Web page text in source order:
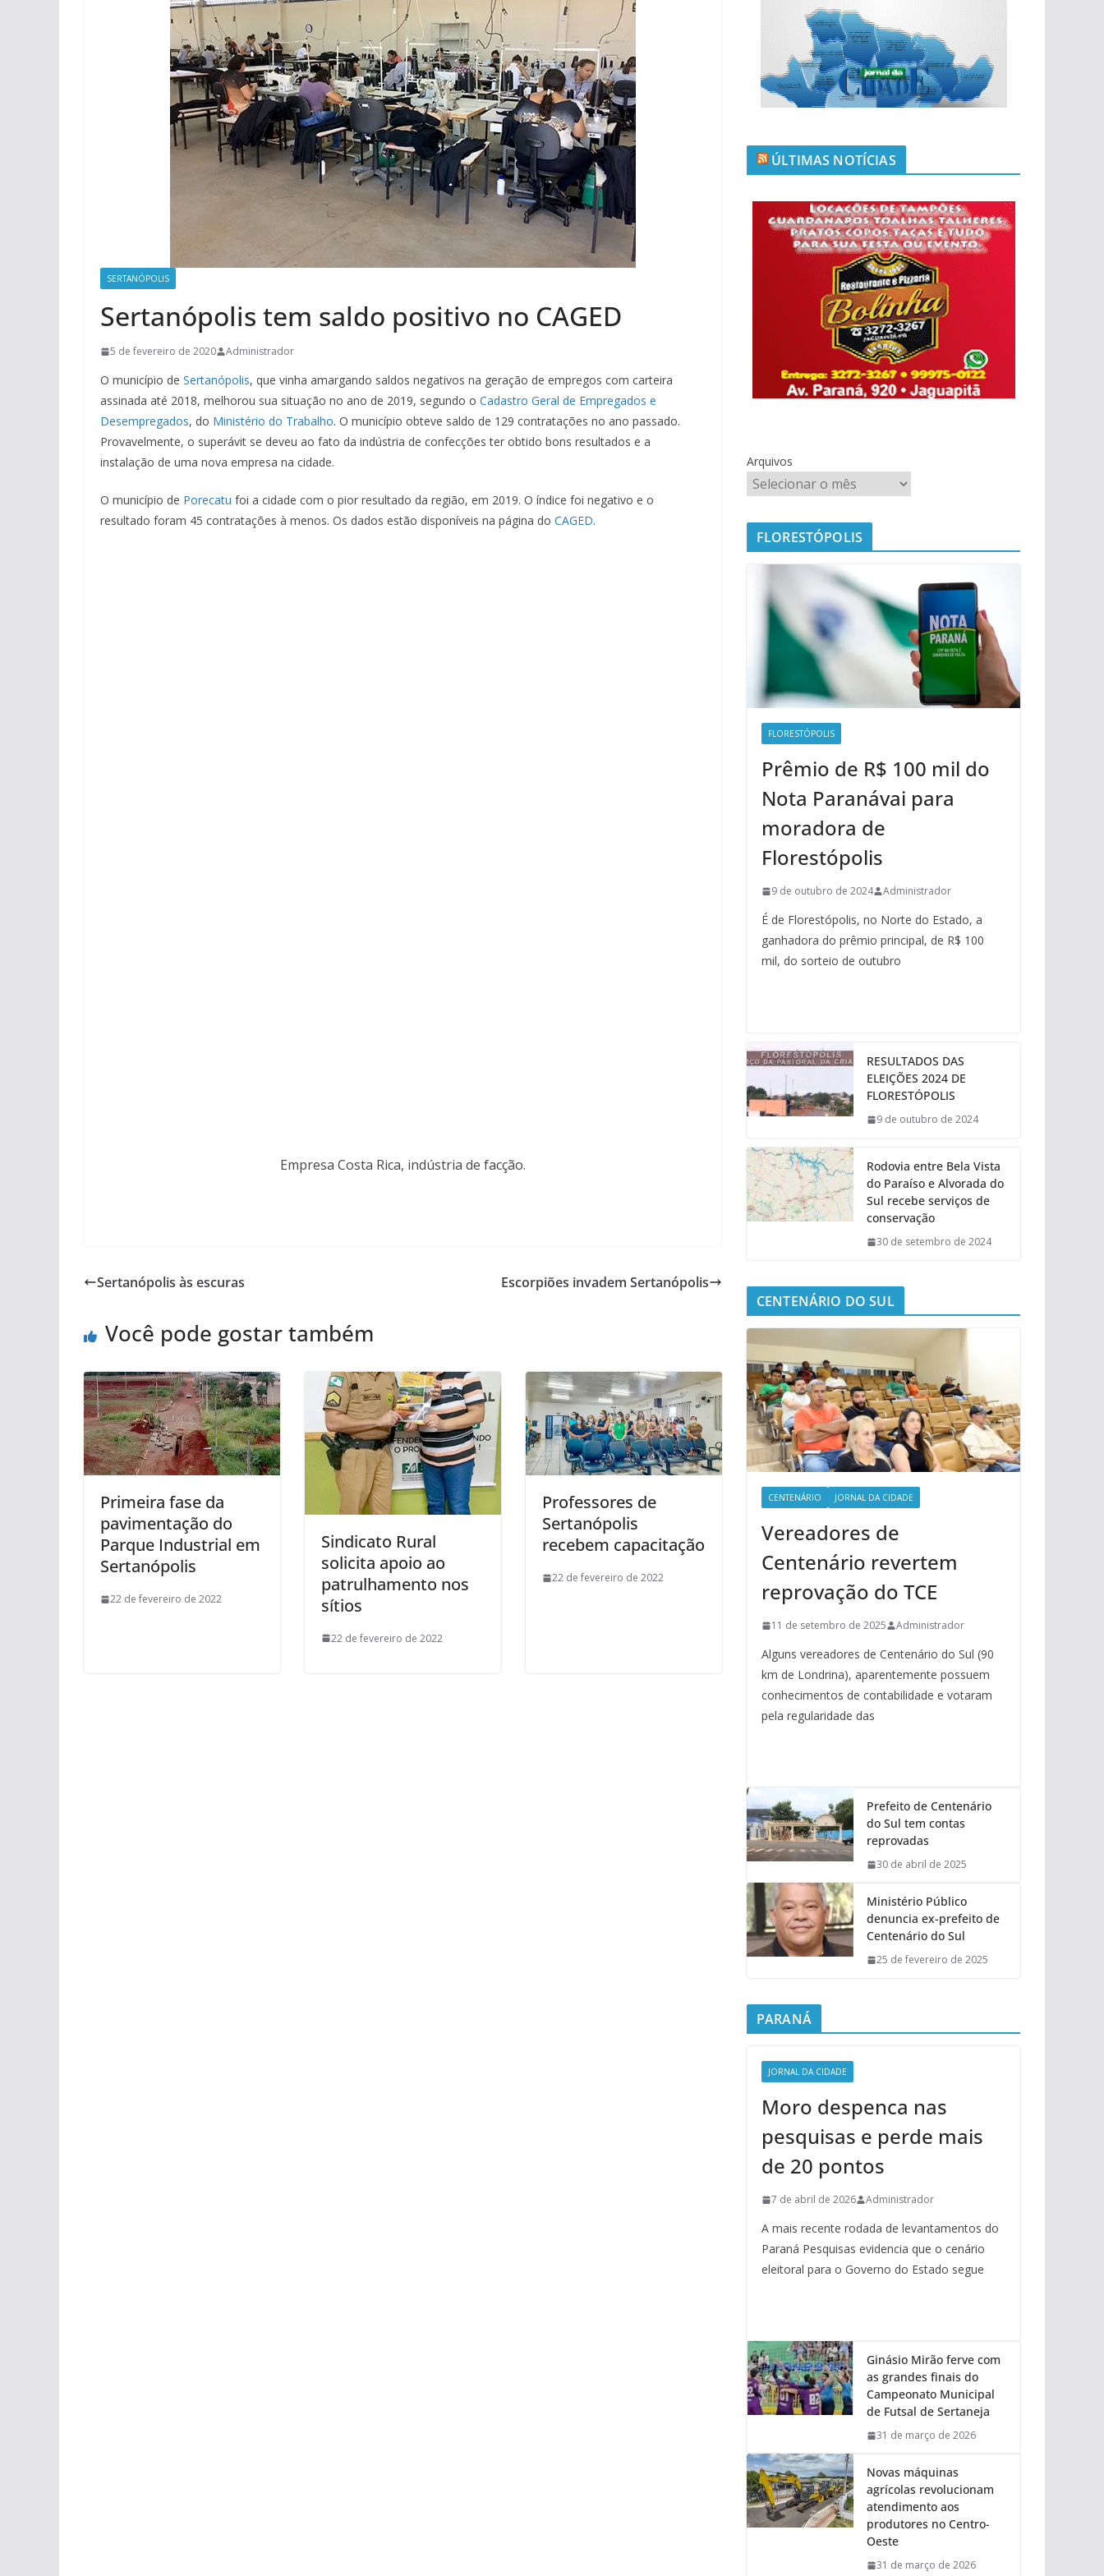
SERTANÓPOLIS
Sertanópolis tem saldo positivo no CAGED
5 de fevereiro de 2020 Administrador
O município de Sertanópolis, que vinha amargando saldos negativos na geração de empregos com carteira
assinada até 2018, melhorou sua situação no ano de 2019, segundo o Cadastro Geral de Empregados e
Desempregados, do Ministério do Trabalho. O município obteve saldo de 129 contratações no ano passado.
Provavelmente, o superávit se deveu ao fato da indústria de confecções ter obtido bons resultados e a
instalação de uma nova empresa na cidade.
O município de Porecatu foi a cidade com o pior resultado da região, em 2019. O índice foi negativo e o
resultado foram 45 contratações à menos. Os dados estão disponíveis na página do CAGED.
Empresa Costa Rica, indústria de facção.
Sertanópolis às escuras Escorpiões invadem Sertanópolis
Você pode gostar também
Primeira fase da
pavimentação do
Parque Industrial em
Sertanópolis
22 de fevereiro de 2022
Sindicato Rural
solicita apoio ao
patrulhamento nos
sítios
22 de fevereiro de 2022
Professores de
Sertanópolis
recebem capacitação
22 de fevereiro de 2022
ÚLTIMAS NOTÍCIAS
Arquivos
FLORESTÓPOLIS
FLORESTÓPOLIS
Prêmio de R$ 100 mil do
Nota Paranávai para
moradora de
Florestópolis
9 de outubro de 2024 Administrador
É de Florestópolis, no Norte do Estado, a
ganhadora do prêmio principal, de R$ 100
mil, do sorteio de outubro
RESULTADOS DAS
ELEIÇÕES 2024 DE
FLORESTÓPOLIS
9 de outubro de 2024
Rodovia entre Bela Vista
do Paraíso e Alvorada do
Sul recebe serviços de
conservação
30 de setembro de 2024
CENTENÁRIO DO SUL
CENTENÁRIO JORNAL DA CIDADE
Vereadores de
Centenário revertem
reprovação do TCE
11 de setembro de 2025 Administrador
Alguns vereadores de Centenário do Sul (90
km de Londrina), aparentemente possuem
conhecimentos de contabilidade e votaram
pela regularidade das
Prefeito de Centenário
do Sul tem contas
reprovadas
30 de abril de 2025
Ministério Público
denuncia ex-prefeito de
Centenário do Sul
25 de fevereiro de 2025
PARANÁ
JORNAL DA CIDADE
Moro despenca nas
pesquisas e perde mais
de 20 pontos
7 de abril de 2026 Administrador
A mais recente rodada de levantamentos do
Paraná Pesquisas evidencia que o cenário
eleitoral para o Governo do Estado segue
Ginásio Mirão ferve com
as grandes finais do
Campeonato Municipal
de Futsal de Sertaneja
31 de março de 2026
Novas máquinas
agrícolas revolucionam
atendimento aos
produtores no Centro-
Oeste
31 de março de 2026